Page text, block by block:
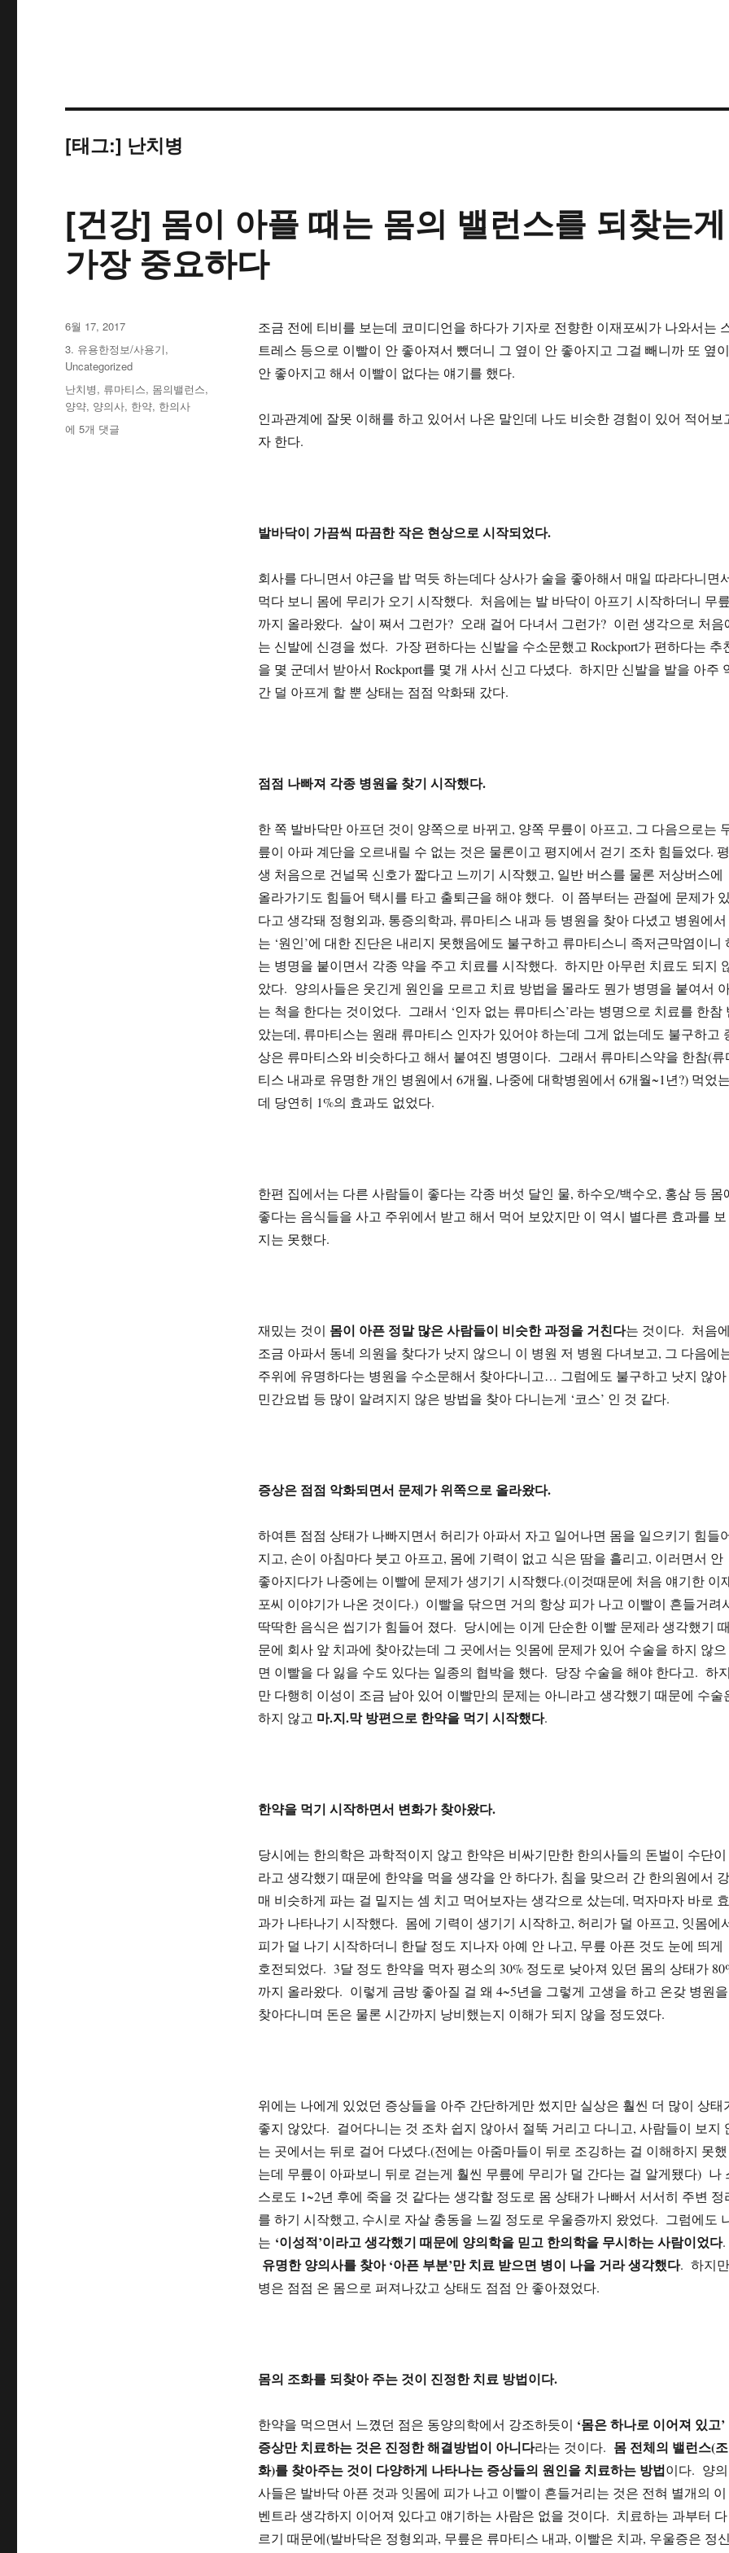
[태그:] 난치병
[건강] 몸이 아플 때는 몸의 밸런스를 되찾는게
가장 중요하다
조금 전에 티비를 보는데 코미디언을 하다가 기자로 전향한 이재포씨가 나와서는
트레스 등으로 이빨이 안 좋아져서 뺐더니 그 옆이 안 좋아지고 그걸 빼니까 또 옆이
안 좋아지고 해서 이빨이 없다는 얘기를 했다.
인과관계에 잘못 이해를 하고 있어서 나온 말인데 나도 비슷한 경험이 있어 적어보
자 한다.
발바닥이 가끔씩 따끔한 작은 현상으로 시작되었다.
회사를 다니면서 야근을 밥 먹듯 하는데다 상사가 술을 좋아해서 매일 따라다니면
먹다 보니 몸에 무리가 오기 시작했다. 처음에는 발 바닥이 아프기 시작하더니 무릎
까지 올라왔다. 살이 쪄서 그런가? 오래 걸어 다녀서 그런가? 이런 생각으로 처음
는 신발에 신경을 썼다. 가장 편하다는 신발을 수소문했고 Rockport가 편하다는 추
을 몇 군데서 받아서 Rockport를 몇 개 사서 신고 다녔다. 하지만 신발을 발을 아주
간 덜 아프게 할 뿐 상태는 점점 악화돼 갔다.
점점 나빠져 각종 병원을 찾기 시작했다.
한 쪽 발바닥만 아프던 것이 양쪽으로 바뀌고, 양쪽 무릎이 아프고, 그 다음으로는
릎이 아파 계단을 오르내릴 수 없는 것은 물론이고 평지에서 걷기 조차 힘들었다. 평
생 처음으로 건널목 신호가 짧다고 느끼기 시작했고, 일반 버스를 물론 저상버스에
올라가기도 힘들어 택시를 타고 출퇴근을 해야 했다. 이 쯤부터는 관절에 문제가 있
다고 생각돼 정형외과, 통증의학과, 류마티스 내과 등 병원을 찾아 다녔고 병원에서
는 ‘원인’에 대한 진단은 내리지 못했음에도 불구하고 류마티스니 족저근막염이니
는 병명을 붙이면서 각종 약을 주고 치료를 시작했다. 하지만 아무런 치료도 되지
았다. 양의사들은 웃긴게 원인을 모르고 치료 방법을 몰라도 뭔가 병명을 붙여서
는 척을 한다는 것이었다. 그래서 ‘인자 없는 류마티스’라는 병명으로 치료를 한참
았는데, 류마티스는 원래 류마티스 인자가 있어야 하는데 그게 없는데도 불구하고
상은 류마티스와 비슷하다고 해서 붙여진 병명이다. 그래서 류마티스약을 한참(류
티스 내과로 유명한 개인 병원에서 6개월, 나중에 대학병원에서 6개월~1년?) 먹었는
데 당연히 1%의 효과도 없었다.
한편 집에서는 다른 사람들이 좋다는 각종 버섯 달인 물, 하수오/백수오, 홍삼 등 몸
좋다는 음식들을 사고 주위에서 받고 해서 먹어 보았지만 이 역시 별다른 효과를 보
지는 못했다.
재밌는 것이 몸이 아픈 정말 많은 사람들이 비슷한 과정을 거친다는 것이다. 처음에
조금 아파서 동네 의원을 찾다가 낫지 않으니 이 병원 저 병원 다녀보고, 그 다음에
주위에 유명하다는 병원을 수소문해서 찾아다니고… 그럼에도 불구하고 낫지 않아
민간요법 등 많이 알려지지 않은 방법을 찾아 다니는게 ‘코스’ 인 것 같다.
증상은 점점 악화되면서 문제가 위쪽으로 올라왔다.
하여튼 점점 상태가 나빠지면서 허리가 아파서 자고 일어나면 몸을 일으키기 힘들
지고, 손이 아침마다 붓고 아프고, 몸에 기력이 없고 식은 땀을 흘리고, 이러면서 안
좋아지다가 나중에는 이빨에 문제가 생기기 시작했다.(이것때문에 처음 얘기한 이
포씨 이야기가 나온 것이다.) 이빨을 닦으면 거의 항상 피가 나고 이빨이 흔들거려
딱딱한 음식은 씹기가 힘들어 졌다. 당시에는 이게 단순한 이빨 문제라 생각했기 때
문에 회사 앞 치과에 찾아갔는데 그 곳에서는 잇몸에 문제가 있어 수술을 하지 않으
면 이빨을 다 잃을 수도 있다는 일종의 협박을 했다. 당장 수술을 해야 한다고. 하지
만 다행히 이성이 조금 남아 있어 이빨만의 문제는 아니라고 생각했기 때문에 수술
하지 않고 마.지.막 방편으로 한약을 먹기 시작했다.
한약을 먹기 시작하면서 변화가 찾아왔다.
당시에는 한의학은 과학적이지 않고 한약은 비싸기만한 한의사들의 돈벌이 수단이
라고 생각했기 때문에 한약을 먹을 생각을 안 하다가, 침을 맞으러 간 한의원에서 강
매 비슷하게 파는 걸 밑지는 셈 치고 먹어보자는 생각으로 샀는데, 먹자마자 바로 효
과가 나타나기 시작했다. 몸에 기력이 생기기 시작하고, 허리가 덜 아프고, 잇몸에
피가 덜 나기 시작하더니 한달 정도 지나자 아예 안 나고, 무릎 아픈 것도 눈에 띄게
호전되었다. 3달 정도 한약을 먹자 평소의 30% 정도로 낮아져 있던 몸의 상태가
까지 올라왔다. 이렇게 금방 좋아질 걸 왜 4~5년을 그렇게 고생을 하고 온갖 병원을
찾아다니며 돈은 물론 시간까지 낭비했는지 이해가 되지 않을 정도였다.
위에는 나에게 있었던 증상들을 아주 간단하게만 썼지만 실상은 훨씬 더 많이 상태
좋지 않았다. 걸어다니는 것 조차 쉽지 않아서 절뚝 거리고 다니고, 사람들이 보지
는 곳에서는 뒤로 걸어 다녔다.(전에는 아줌마들이 뒤로 조깅하는 걸 이해하지 못했
는데 무릎이 아파보니 뒤로 걷는게 훨씬 무릎에 무리가 덜 간다는 걸 알게됐다) 나
스로도 1~2년 후에 죽을 것 같다는 생각할 정도로 몸 상태가 나빠서 서서히 주변 정
를 하기 시작했고, 수시로 자살 충동을 느낄 정도로 우울증까지 왔었다. 그럼에도
는 ‘이성적’이라고 생각했기 때문에 양의학을 믿고 한의학을 무시하는 사람이었다.
유명한 양의사를 찾아 ‘아픈 부분’만 치료 받으면 병이 나을 거라 생각했다. 하지만
병은 점점 온 몸으로 퍼져나갔고 상태도 점점 안 좋아졌었다.
몸의 조화를 되찾아 주는 것이 진정한 치료 방법이다.
한약을 먹으면서 느꼈던 점은 동양의학에서 강조하듯이 ‘몸은 하나로 이어져 있고’
증상만 치료하는 것은 진정한 해결방법이 아니다라는 것이다. 몸 전체의 밸런스(조
화)를 찾아주는 것이 다양하게 나타나는 증상들의 원인을 치료하는 방법이다. 양의
사들은 발바닥 아픈 것과 잇몸에 피가 나고 이빨이 흔들거리는 것은 전혀 별개의 이
벤트라 생각하지 이어져 있다고 얘기하는 사람은 없을 것이다. 치료하는 과부터 다
르기 때문에(발바닥은 정형외과, 무릎은 류마티스 내과, 이빨은 치과, 우울증은 정신
작
성
일
6월 17, 2017
카
테
고
리
3. 유용한정보/사용기,
Uncategorized
태
그
난치병, 류마티스, 몸의밸런스,
양약, 양의사, 한약, 한의사
[건
에 5개 댓글